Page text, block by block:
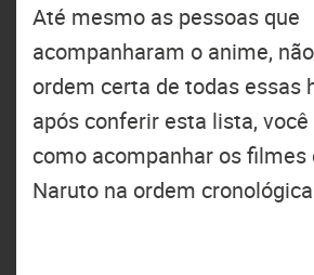
Até mesmo as pessoas que
acompanharam o anime,
ordem certa de todas essas
após conferir esta lista,
como acompanhar os filmes
Naruto na ordem